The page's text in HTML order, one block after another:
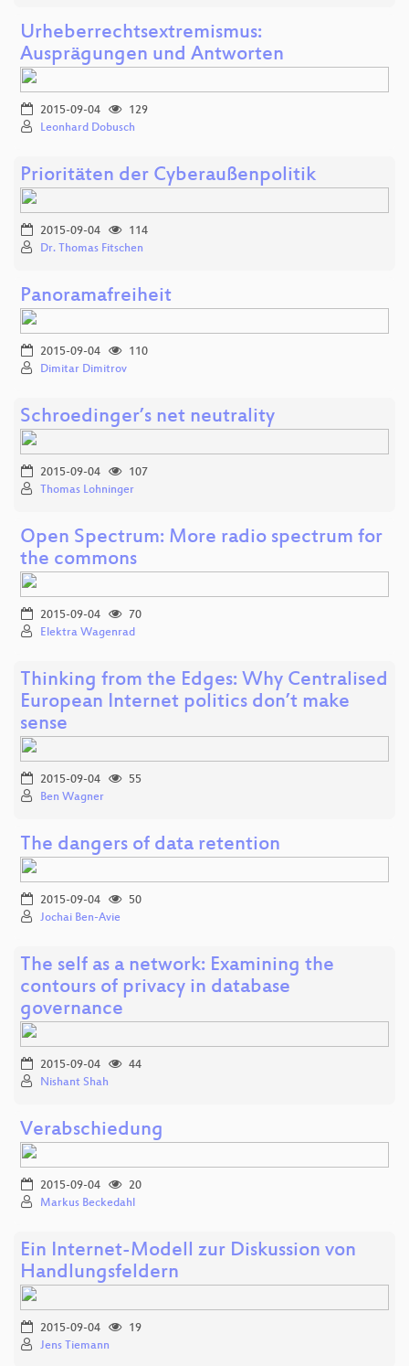
Urheberrechtsextremismus:
Ausprägungen und Antworten
2015-09-04
129
Leonhard Dobusch
Prioritäten der Cyberaußenpolitik
2015-09-04
114
Dr. Thomas Fitschen
Panoramafreiheit
2015-09-04
110
Dimitar Dimitrov
Schroedinger’s net neutrality
2015-09-04
107
Thomas Lohninger
Open Spectrum: More radio spectrum for
the commons
2015-09-04
70
Elektra Wagenrad
Thinking from the Edges: Why Centralised
European Internet politics don’t make
sense
2015-09-04
55
Ben Wagner
The dangers of data retention
2015-09-04
50
Jochai Ben-Avie
The self as a network: Examining the
contours of privacy in database
governance
2015-09-04
44
Nishant Shah
Verabschiedung
2015-09-04
20
Markus Beckedahl
Ein Internet-Modell zur Diskussion von
Handlungsfeldern
2015-09-04
19
Jens Tiemann